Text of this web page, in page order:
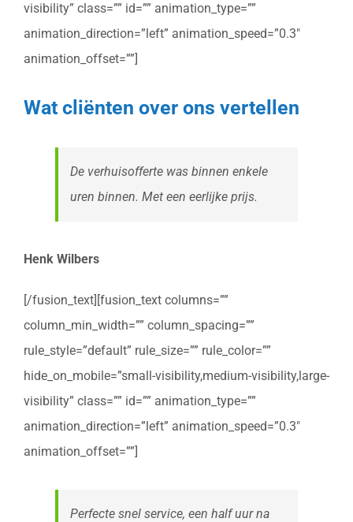
visibility” class=”” id=”” animation_type=””
animation_direction=”left” animation_speed=”0.3″
animation_offset=””]
Wat cliënten over ons vertellen
De verhuisofferte was binnen enkele
uren binnen. Met een eerlijke prijs.
Henk Wilbers
[/fusion_text][fusion_text columns=””
column_min_width=”” column_spacing=””
rule_style=”default” rule_size=”” rule_color=””
hide_on_mobile=”small-visibility,medium-visibility,large-
visibility” class=”” id=”” animation_type=””
animation_direction=”left” animation_speed=”0.3″
animation_offset=””]
Perfecte snel service, een half uur na